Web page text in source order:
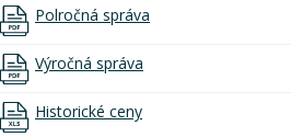
Polročná správa
Výročná správa
Historické ceny